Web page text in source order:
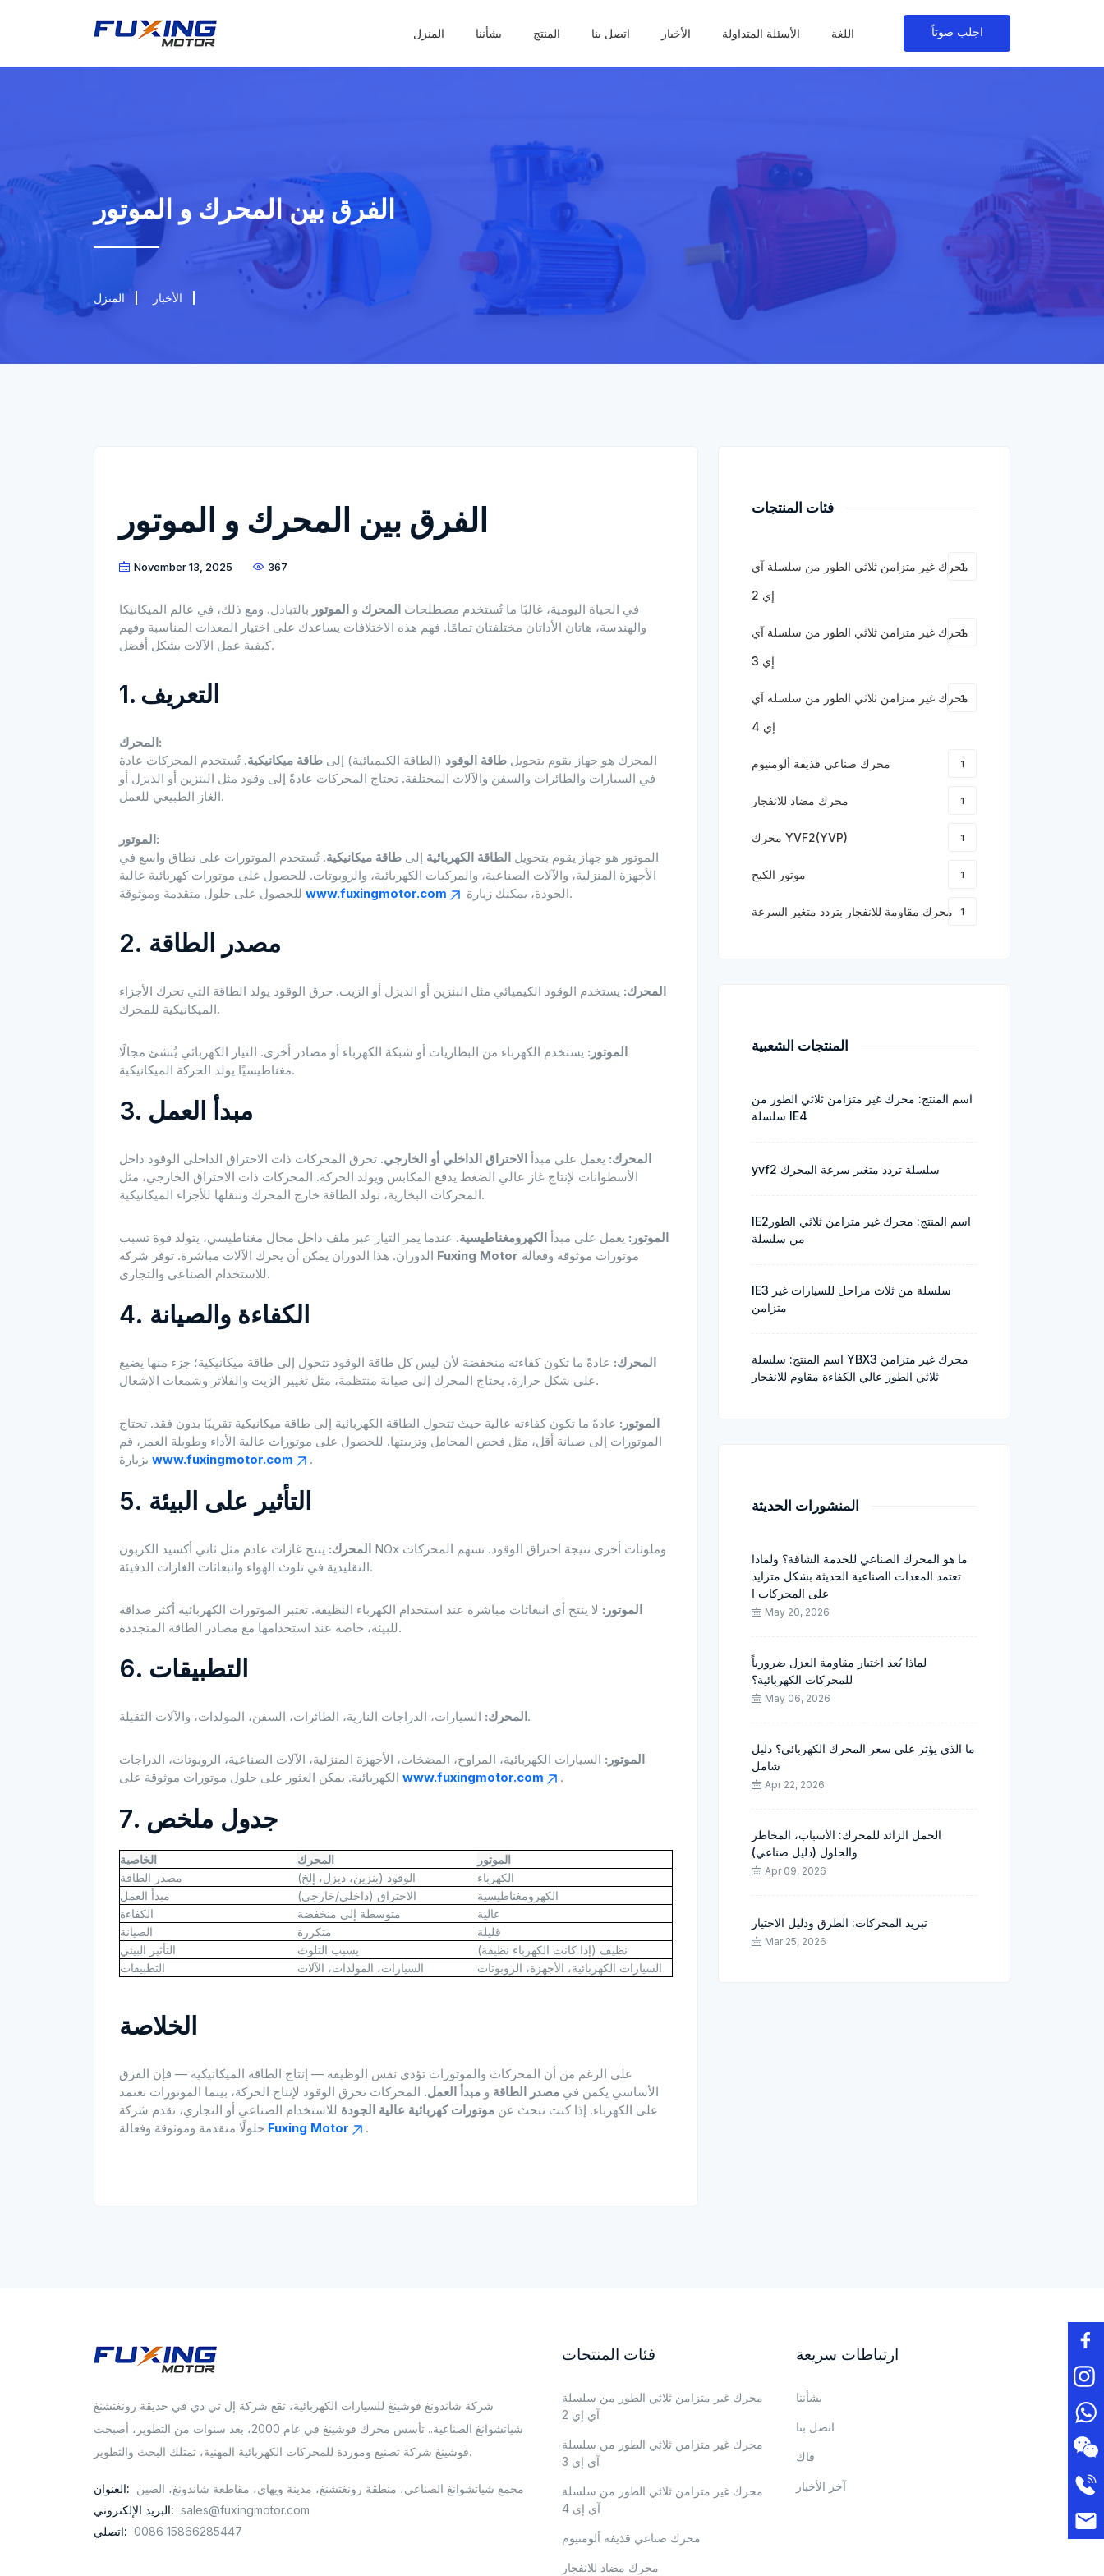
المنزل بشأننا المنتج اتصل بنا الأخبار الأسئلة المتداولة اللغة اجلب صوتاً
الفرق بين المحرك و الموتور
المنزل الأخبار
الفرق بين المحرك و الموتور
November 13, 2025 367
في الحياة اليومية، غالبًا ما تُستخدم مصطلحات المحرك و الموتور بالتبادل. ومع ذلك، في عالم الميكانيكا
والهندسة، هاتان الأداتان مختلفتان تمامًا. فهم هذه الاختلافات يساعدك على اختيار المعدات المناسبة وفهم
كيفية عمل الآلات بشكل أفضل.
1. التعريف
المحرك:
المحرك هو جهاز يقوم بتحويل طاقة الوقود (الطاقة الكيميائية) إلى طاقة ميكانيكية. تُستخدم المحركات عادة
في السيارات والطائرات والسفن والآلات المختلفة. تحتاج المحركات عادةً إلى وقود مثل البنزين أو الديزل أو
الغاز الطبيعي للعمل.
الموتور:
الموتور هو جهاز يقوم بتحويل الطاقة الكهربائية إلى طاقة ميكانيكية. تُستخدم الموتورات على نطاق واسع في
الأجهزة المنزلية، والآلات الصناعية، والمركبات الكهربائية، والروبوتات. للحصول على موتورات كهربائية عالية
الجودة، يمكنك زيارة
www.fuxingmotor.com للحصول على حلول متقدمة وموثوقة.
2. مصدر الطاقة
المحرك: يستخدم الوقود الكيميائي مثل البنزين أو الديزل أو الزيت. حرق الوقود يولد الطاقة التي تحرك الأجزاء
الميكانيكية للمحرك.
الموتور: يستخدم الكهرباء من البطاريات أو شبكة الكهرباء أو مصادر أخرى. التيار الكهربائي يُنشئ مجالًا
مغناطيسيًا يولد الحركة الميكانيكية.
3. مبدأ العمل
المحرك: يعمل على مبدأ الاحتراق الداخلي أو الخارجي. تحرق المحركات ذات الاحتراق الداخلي الوقود داخل
الأسطوانات لإنتاج غاز عالي الضغط يدفع المكابس ويولد الحركة. المحركات ذات الاحتراق الخارجي، مثل
المحركات البخارية، تولد الطاقة خارج المحرك وتنقلها للأجزاء الميكانيكية.
الموتور: يعمل على مبدأ الكهرومغناطيسية. عندما يمر التيار عبر ملف داخل مجال مغناطيسي، يتولد قوة تسبب
Fuxing Motor
للاستخدام الصناعي والتجاري.
4. الكفاءة والصيانة
المحرك: عادةً ما تكون كفاءته منخفضة لأن ليس كل طاقة الوقود تتحول إلى طاقة ميكانيكية؛ جزء منها يضيع
على شكل حرارة. يحتاج المحرك إلى صيانة منتظمة، مثل تغيير الزيت والفلاتر وشمعات الإشعال.
الموتور: عادةً ما تكون كفاءته عالية حيث تتحول الطاقة الكهربائية إلى طاقة ميكانيكية تقريبًا بدون فقد. تحتاج
الموتورات إلى صيانة أقل، مثل فحص المحامل وتزييتها. للحصول على موتورات عالية الأداء وطويلة العمر، قم
www.fuxingmotor.com .
5. التأثير على البيئة
المحرك: ينتج غازات عادم مثل ثاني أكسيد الكربون NOx وملوثات أخرى نتيجة احتراق الوقود. تسهم المحركات
التقليدية في تلوث الهواء وانبعاثات الغازات الدفيئة.
الموتور: لا ينتج أي انبعاثات مباشرة عند استخدام الكهرباء النظيفة. تعتبر الموتورات الكهربائية أكثر صداقة
للبيئة، خاصة عند استخدامها مع مصادر الطاقة المتجددة.
6. التطبيقات
المحرك:السيارات، الدراجات النارية، الطائرات، السفن، المولدات، والآلات الثقيلة.
الموتور: السيارات الكهربائية، المراوح، المضخات، الأجهزة المنزلية، الآلات الصناعية، الروبوتات، الدراجات
www.fuxingmotor.com .
7. جدول ملخص
الخاصية المحرك
الموتور
مصدر الطاقة
الوقود (بنزين، ديزل، إلخ)
الكهرباء
مبدأ العمل
الاحتراق (داخلي/خارجي)
الكهرومغناطيسية
الكفاءة
متوسطة إلى منخفضة
عالية
الصيانة
متكررة
قليلة
التأثير البيئي
يسبب التلوث
نظيف (إذا كانت الكهرباء نظيفة)
التطبيقات
السيارات، المولدات، الآلات السيارات الكهربائية، الأجهزة، الروبوتات
الخلاصة
على الرغم من أن المحركات والموتورات تؤدي نفس الوظيفة — إنتاج الطاقة الميكانيكية — فإن الفرق
الأساسي يكمن في مصدر الطاقة و مبدأ العمل. المحركات تحرق الوقود لإنتاج الحركة، بينما الموتورات تعتمد
على الكهرباء. إذا كنت تبحث عن موتورات كهربائية عالية الجودة للاستخدام الصناعي أو التجاري، تقدم شركة
Fuxing Motor
حلولًا متقدمة وموثوقة وفعالة.
فئات المنتجات
محرك غير متزامن ثلاثي الطور من سلسلة آي
إي 2
1
محرك غير متزامن ثلاثي الطور من سلسلة آي
إي 3
1
محرك غير متزامن ثلاثي الطور من سلسلة آي
إي 4
1
محرك صناعي قذيفة ألومنيوم 1
محرك مضاد للانفجار 1
محرك YVF2(YVP) 1
موتور الكبح 1
محرك مقاومة للانفجار بتردد متغير السرعة 1
المنتجات الشعبية
اسم المنتج: محرك غير متزامن ثلاثي الطور من
سلسلة IE4
yvf2 سلسلة تردد متغير سرعة المحرك
IE2اسم المنتج: محرك غير متزامن ثلاثي الطور
من سلسلة
IE3 سلسلة من ثلاث مراحل للسيارات غير
متزامن
اسم المنتج: سلسلة YBX3 محرك غير متزامن
ثلاثي الطور عالي الكفاءة مقاوم للانفجار
المنشورات الحديثة
ما هو المحرك الصناعي للخدمة الشاقة؟ ولماذا
تعتمد المعدات الصناعية الحديثة بشكل متزايد
على المحركات ا
May 20, 2026
لماذا يُعد اختبار مقاومة العزل ضرورياً
للمحركات الكهربائية؟
May 06, 2026
ما الذي يؤثر على سعر المحرك الكهربائي؟ دليل
شامل
Apr 22, 2026
الحمل الزائد للمحرك: الأسباب، المخاطر
والحلول (دليل صناعي)
Apr 09, 2026
تبريد المحركات: الطرق ودليل الاختيار
Mar 25, 2026
شركة شاندونغ فوشينغ للسيارات الكهربائية، تقع شركة إل تي دي في حديقة رونغتشنغ
شياتشوانغ الصناعية.. تأسس محرك فوشينغ في عام 2000، بعد سنوات من التطوير، أصبحت
فوشينغ شركة تصنيع وموردة للمحركات الكهربائية المهنية، تمتلك البحث والتطوير.
العنوان: مجمع شياتشوانغ الصناعي، منطقة رونغتشنغ، مدينة ويهاي، مقاطعة شاندونغ، الصين
البريد الإلكتروني: sales@fuxingmotor.com
اتصلي: 0086 15866285447
فئات المنتجات
محرك غير متزامن ثلاثي الطور من سلسلة
آي إي 2
محرك غير متزامن ثلاثي الطور من سلسلة
آي إي 3
محرك غير متزامن ثلاثي الطور من سلسلة
آي إي 4
محرك صناعي قذيفة ألومنيوم
محرك مضاد للانفجار
ارتباطات سريعة
بشأننا
اتصل بنا
فاك
آخر الأخبار